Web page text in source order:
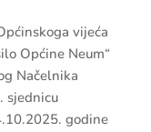
vijeća
Općine Neum“
Načelnika
sjednicu
godine